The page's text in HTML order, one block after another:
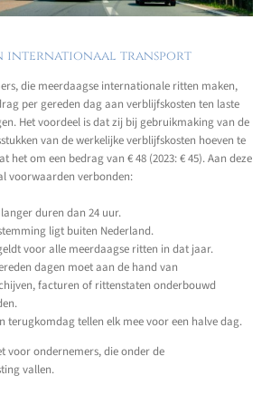
internationaal transport
die meerdaagse internationale ritten maken,
per gereden dag aan verblijfskosten ten laste
Het voordeel is dat zij bij gebruikmaking van de
van de werkelijke verblijfskosten hoeven te
het om een bedrag van € 48 (2023: € 45). Aan deze
voorwaarden verbonden:
duren dan 24 uur.
ligt buiten Nederland.
voor alle meerdaagse ritten in dat jaar.
dagen moet aan de hand van
facturen of rittenstaten onderbouwd
terugkomdag tellen elk mee voor een halve dag.
voor ondernemers, die onder de
vallen.